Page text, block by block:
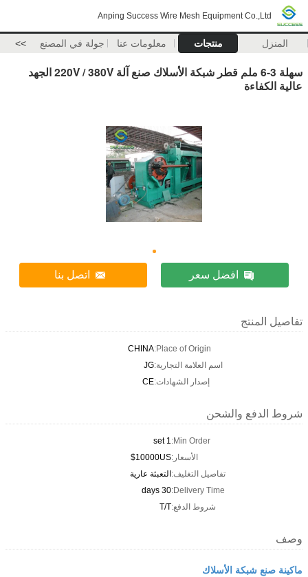
Anping Success Wire Mesh Equipment Co.,Ltd
المنزل منتجات معلومات عنا جولة في المصنع >>
سهلة 3-6 ملم قطر شبكة الأسلاك صنع آلة 220V / 380V الجهد
عالية الكفاءة
افضل سعر اتصل بنا
تفاصيل المنتج
Place of Origin:
CHINA
اسم العلامة التجارية:JG
إصدار الشهادات:CE
شروط الدفع والشحن
Min Order:
1 set
الأسعار:10000US$
تفاصيل التغليف:التعبئة عارية
Delivery Time:
30 days
شروط الدفع:T/T
وصف
ماكينة صنع شبكة الأسلاك